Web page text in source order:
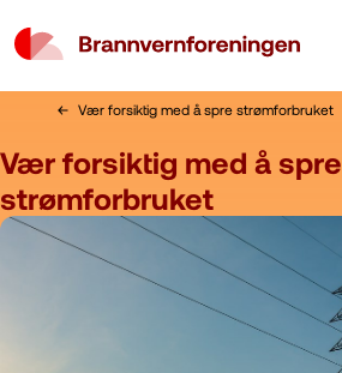
Vær forsiktig med å spre strømforbruket
Vær forsiktig med å spre
strømforbruket